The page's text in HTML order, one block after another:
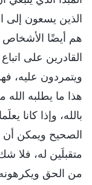
الذين يسعون إلى
هم أيضًا الأشخاص
القادرين على
ويتمردون عليه،
هذا ما يطلبه الله
بالله، وإذا كانا
الصحيح ويمكن أن
متقبلَين له، فلا
من الحق